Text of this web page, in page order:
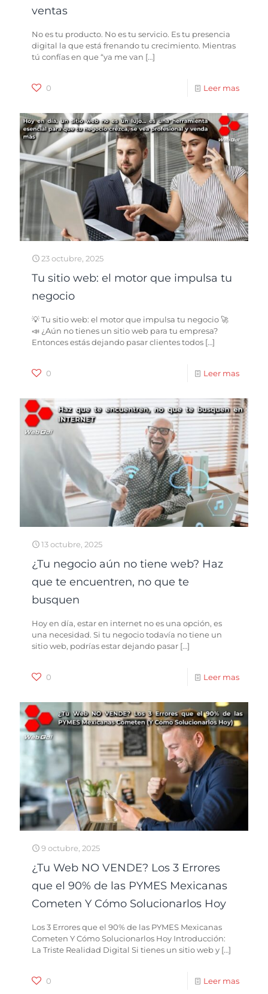
ventas
No es tu producto. No es tu servicio. Es tu presencia
digital la que está frenando tu crecimiento. Mientras
tú confías en que “ya me van […]
0 Leer mas
23 octubre, 2025
Tu sitio web: el motor que impulsa tu
negocio
💡 Tu sitio web: el motor que impulsa tu negocio 🚀
📣 ¿Aún no tienes un sitio web para tu empresa?
Entonces estás dejando pasar clientes todos […]
0 Leer mas
13 octubre, 2025
¿Tu negocio aún no tiene web? Haz
que te encuentren, no que te
busquen
Hoy en día, estar en internet no es una opción, es
una necesidad. Si tu negocio todavía no tiene un
sitio web, podrías estar dejando pasar […]
0 Leer mas
9 octubre, 2025
¿Tu Web NO VENDE? Los 3 Errores
que el 90% de las PYMES Mexicanas
Cometen Y Cómo Solucionarlos Hoy
Los 3 Errores que el 90% de las PYMES Mexicanas
Cometen Y Cómo Solucionarlos Hoy Introducción:
La Triste Realidad Digital Si tienes un sitio web y […]
0 Leer mas